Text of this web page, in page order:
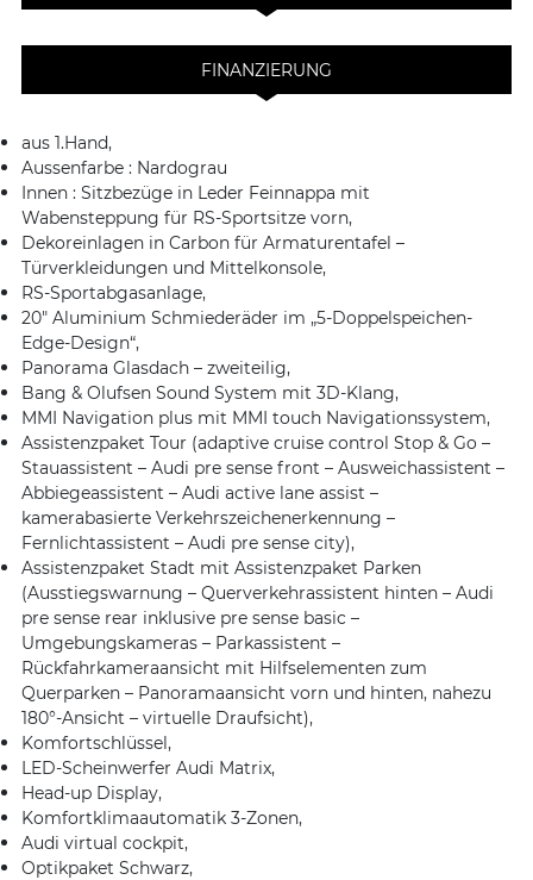
FINANZIERUNG
aus 1.Hand,
Aussenfarbe : Nardograu
Innen : Sitzbezüge in Leder Feinnappa mit
Wabensteppung für RS-Sportsitze vorn,
Dekoreinlagen in Carbon für Armaturentafel –
Türverkleidungen und Mittelkonsole,
RS-Sportabgasanlage,
20″ Aluminium Schmiederäder im „5-Doppelspeichen-
Edge-Design“,
Panorama Glasdach – zweiteilig,
Bang & Olufsen Sound System mit 3D-Klang,
MMI Navigation plus mit MMI touch Navigationssystem,
Assistenzpaket Tour (adaptive cruise control Stop & Go –
Stauassistent – Audi pre sense front – Ausweichassistent –
Abbiegeassistent – Audi active lane assist –
kamerabasierte Verkehrszeichenerkennung –
Fernlichtassistent – Audi pre sense city),
Assistenzpaket Stadt mit Assistenzpaket Parken
(Ausstiegswarnung – Querverkehrassistent hinten – Audi
pre sense rear inklusive pre sense basic –
Umgebungskameras – Parkassistent –
Rückfahrkameraansicht mit Hilfselementen zum
Querparken – Panoramaansicht vorn und hinten, nahezu
180°-Ansicht – virtuelle Draufsicht),
Komfortschlüssel,
LED-Scheinwerfer Audi Matrix,
Head-up Display,
Komfortklimaautomatik 3-Zonen,
Audi virtual cockpit,
Optikpaket Schwarz,